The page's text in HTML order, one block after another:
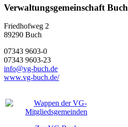
Verwaltungsgemeinschaft Buch
Friedhofweg 2
89290 Buch
07343 9603-0
07343 9603-23
info@vg-buch.de
www.vg-buch.de/